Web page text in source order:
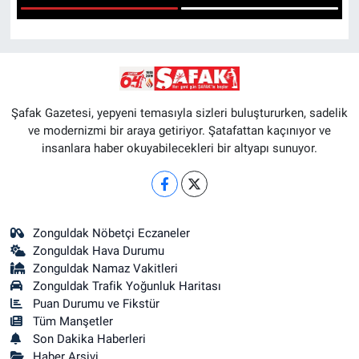
Şafak Gazetesi, yepyeni temasıyla sizleri buluştururken, sadelik
ve modernizmi bir araya getiriyor. Şatafattan kaçınıyor ve
insanlara haber okuyabilecekleri bir altyapı sunuyor.
Zonguldak Nöbetçi Eczaneler
Zonguldak Hava Durumu
Zonguldak Namaz Vakitleri
Zonguldak Trafik Yoğunluk Haritası
Puan Durumu ve Fikstür
Tüm Manşetler
Son Dakika Haberleri